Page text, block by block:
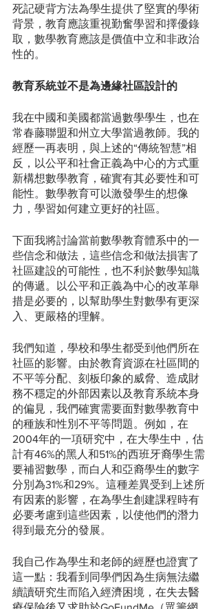
死記硬背方法為學生提供了堅實的學術
背景，教育應該重視勤奮學習和擇優錄
取，數學教育應該是價值中立和非政治
性的。
教育系統並不是為邊緣社區設計的
我在中國和美國都當過數學學生，也在
常春藤聯盟和州立大學當過教師。我的
經歷一再表明，與上述的“傳統智慧”相
反，以公平和社會正義為中心的方式重
新構想數學教育，確實有其必要性和可
能性。數學教育可以激發學生的想像
力，學習如何建立更好的社區。
下面我將討論當前數學教育體系中的一
些信念和做法，這些信念和做法損害了
社區建設的可能性，也不利於數學知識
的傳遞。以公平和正義為中心的改革舉
措是必要的，以幫助學生對數學有更深
入、更嚴格的理解。
我們知道，學校和學生都受到他們所在
社區的影響。由於教育資源在社區間的
不平等分配、刻板印象的威脅、造成財
務不穩定的外部因素以及教育系統本身
的偏見，我們確實需要面對數學教育中
的種族和性別不平等問題。例如，在
2004年的一項研究中，在大學生中，估
計有46%的黑人和51%的西班牙裔學生需
要補習數學，而白人和亞裔學生的數字
分別為31%和29%。這種差異受到上述所
有因素的影響，在為學生創建課程時有
必要考慮到這些因素，以使他們的潛力
得到最充分的發展。
我自己作為學生和老師的經歷也證實了
這一點：我看到同學們因為生病無法繼
續讀研究生而陷入經濟困境，在失去醫